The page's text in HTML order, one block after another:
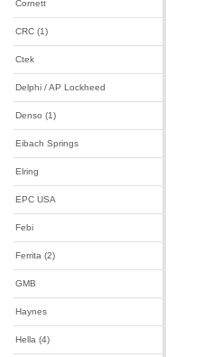
Cornett
CRC (1)
Ctek
Delphi / AP Lockheed
Denso (1)
Eibach Springs
Elring
EPC USA
Febi
Ferrita (2)
GMB
Haynes
Hella (4)